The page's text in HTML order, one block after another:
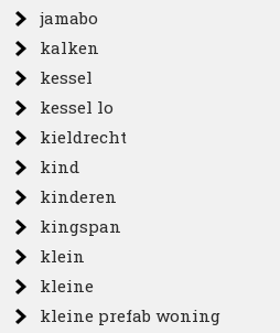
jamabo
kalken
kessel
kessel lo
kieldrecht
kind
kinderen
kingspan
klein
kleine
kleine prefab woning